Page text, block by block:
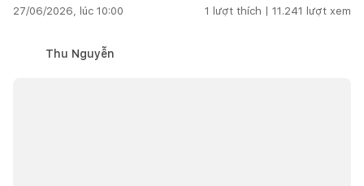
27/06/2026, lúc 10:00 1 lượt thích | 11.241 lượt xem
Thu Nguyễn